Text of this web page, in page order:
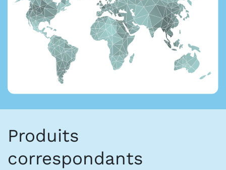
Produits
correspondants